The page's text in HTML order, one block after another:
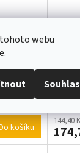
webu
.50 %
(10 m)
košíku
144,40